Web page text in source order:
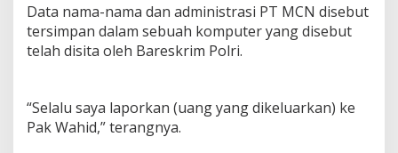
Data nama-nama dan administrasi PT MCN disebut
tersimpan dalam sebuah komputer yang disebut
telah disita oleh Bareskrim Polri.
“Selalu saya laporkan (uang yang dikeluarkan) ke
Pak Wahid,” terangnya.